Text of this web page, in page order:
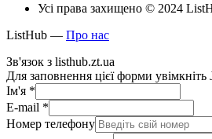
Усі права захищено © 2024
ListHub — Про нас
Зв'язок з listhub.zt.ua
Для заповнення цієї форми увімкніть
Ім'я *
E-mail *
Номер телефону